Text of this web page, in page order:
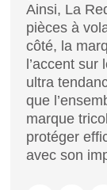
Ainsi, La
pièces à
côté, la
l’accent sur
ultra
que
marque
protéger
avec son